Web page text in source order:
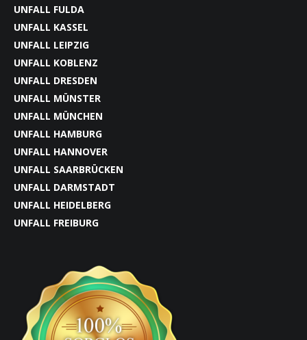
UNFALL FULDA
UNFALL KASSEL
UNFALL LEIPZIG
UNFALL KOBLENZ
UNFALL DRESDEN
UNFALL MÜNSTER
UNFALL MÜNCHEN
UNFALL HAMBURG
UNFALL HANNOVER
UNFALL SAARBRÜCKEN
UNFALL DARMSTADT
UNFALL HEIDELBERG
UNFALL FREIBURG